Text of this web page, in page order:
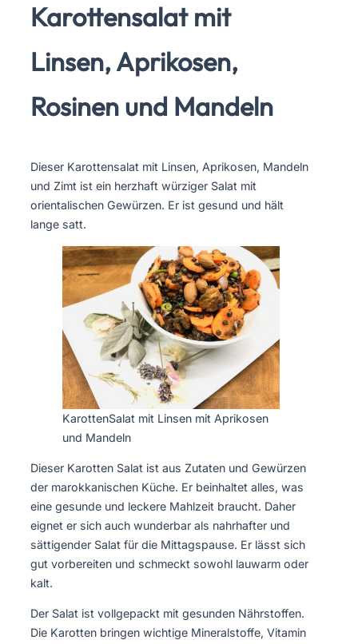
Karottensalat mit
Linsen, Aprikosen,
Rosinen und Mandeln
Dieser Karottensalat mit Linsen, Aprikosen, Mandeln
und Zimt ist ein herzhaft würziger Salat mit
orientalischen Gewürzen. Er ist gesund und hält
lange satt.
KarottenSalat mit Linsen mit Aprikosen
und Mandeln
Dieser Karotten Salat ist aus Zutaten und Gewürzen
der marokkanischen Küche. Er beinhaltet alles, was
eine gesunde und leckere Mahlzeit braucht. Daher
eignet er sich auch wunderbar als nahrhafter und
sättigender Salat für die Mittagspause. Er lässt sich
gut vorbereiten und schmeckt sowohl lauwarm oder
kalt.
Der Salat ist vollgepackt mit gesunden Nährstoffen.
Die Karotten bringen wichtige Mineralstoffe, Vitamin